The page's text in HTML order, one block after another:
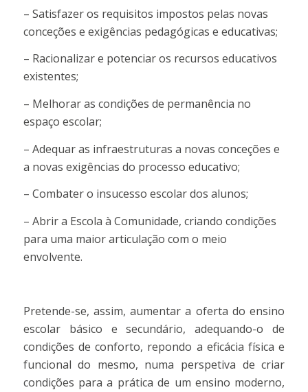
– Satisfazer os requisitos impostos pelas novas
conceções e exigências pedagógicas e educativas;
– Racionalizar e potenciar os recursos educativos
existentes;
– Melhorar as condições de permanência no
espaço escolar;
– Adequar as infraestruturas a novas conceções e
a novas exigências do processo educativo;
– Combater o insucesso escolar dos alunos;
– Abrir a Escola à Comunidade, criando condições
para uma maior articulação com o meio
envolvente.
Pretende-se, assim, aumentar a oferta do ensino
escolar básico e secundário, adequando-o de
condições de conforto, repondo a eficácia física e
funcional do mesmo, numa perspetiva de criar
condições para a prática de um ensino moderno,